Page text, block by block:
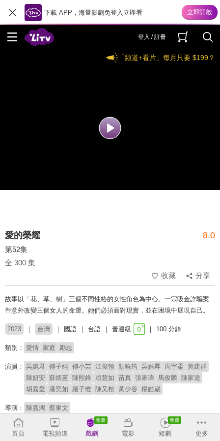
下載 APP，海量影劇免登入立即看
登入 / 註冊
「頻道+看片」每月只要 $199？
愛的榮耀 8.0
第52集
全 300 集
收藏
分享
故事以「花、草、樹」三個不同性格的女性角色為中心。一宗吸金詐騙案
件意外改變三個女人的命運。她們必須面對現實，並在困境中展現自己。
2023 台灣 國語 台語 普遍級 100 分鐘
類別： 愛情 家庭 勵志
演員： 吳婉君 傅子純 傅小芸 江俊翰 顏曉筠 吳皓昇 周宇柔 黃建群
陳妍安 蘇炳憲 陳熙鋒 賴慧如 苗真 張家瑋 馬俊麟 陳家逵
胡嘉愛 潘奕如 羅子惟 陳又榕 黃少谷 楊皓崴
導演： 陳嘉鴻 蔡東文
# 狗血
首頁
電視頻道 戲劇 電影 短劇 更多